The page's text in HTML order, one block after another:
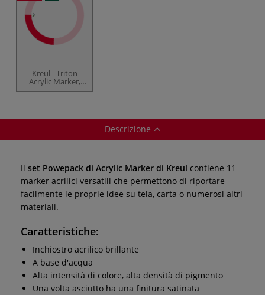
Kreul - Triton
Acrylic Marker,
Set medium da 6
Descrizione
Il set Powepack di Acrylic Marker di Kreul contiene 11
marker acrilici versatili che permettono di riportare
facilmente le proprie idee su tela, carta o numerosi altri
materiali.
Caratteristiche:
Inchiostro acrilico brillante
A base d'acqua
Alta intensità di colore, alta densità di pigmento
Una volta asciutto ha una finitura satinata